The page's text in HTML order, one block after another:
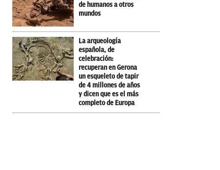
de humanos a otros
mundos
La arqueología
española, de
celebración:
recuperan en Gerona
un esqueleto de tapir
de 4 millones de años
y dicen que es el más
completo de Europa